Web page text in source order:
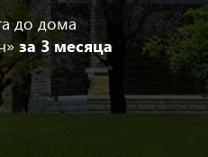
до дома
за 3 месяца